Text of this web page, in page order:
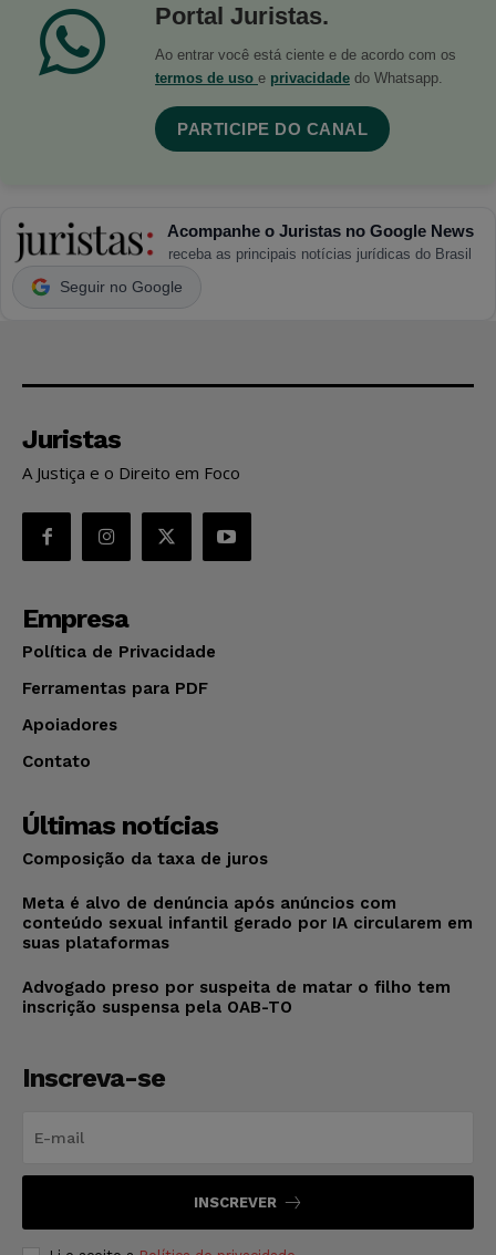
Portal Juristas.
Ao entrar você está ciente e de acordo com os
termos de uso e privacidade do Whatsapp.
PARTICIPE DO CANAL
Acompanhe o Juristas no Google News
receba as principais notícias jurídicas do Brasil
Seguir no Google
Juristas
A Justiça e o Direito em Foco
Empresa
Política de Privacidade
Ferramentas para PDF
Apoiadores
Contato
Últimas notícias
Composição da taxa de juros
Meta é alvo de denúncia após anúncios com
conteúdo sexual infantil gerado por IA circularem em
suas plataformas
Advogado preso por suspeita de matar o filho tem
inscrição suspensa pela OAB-TO
Inscreva-se
INSCREVER